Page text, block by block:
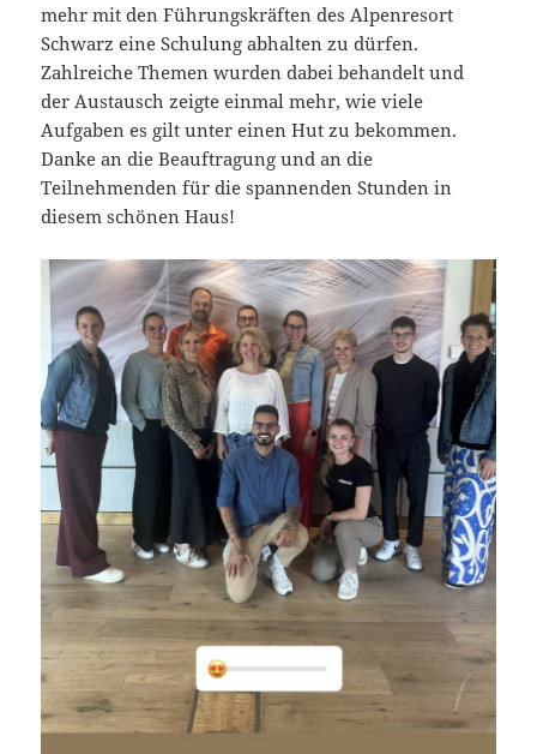
mehr mit den Führungskräften des Alpenresort
Schwarz eine Schulung abhalten zu dürfen.
Zahlreiche Themen wurden dabei behandelt und
der Austausch zeigte einmal mehr, wie viele
Aufgaben es gilt unter einen Hut zu bekommen.
Danke an die Beauftragung und an die
Teilnehmenden für die spannenden Stunden in
diesem schönen Haus!